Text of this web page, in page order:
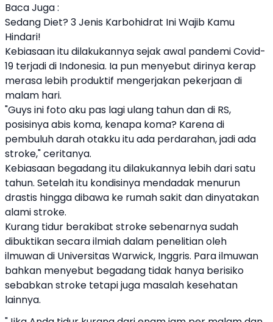
Baca Juga :
Sedang Diet? 3 Jenis Karbohidrat Ini Wajib Kamu
Hindari!
Kebiasaan itu dilakukannya sejak awal pandemi Covid-
19 terjadi di Indonesia. Ia pun menyebut dirinya kerap
merasa lebih produktif mengerjakan pekerjaan di
malam hari.
"Guys ini foto aku pas lagi ulang tahun dan di RS,
posisinya abis koma, kenapa koma? Karena di
pembuluh darah otakku itu ada perdarahan, jadi ada
stroke," ceritanya.
Kebiasaan begadang itu dilakukannya lebih dari satu
tahun. Setelah itu kondisinya mendadak menurun
drastis hingga dibawa ke rumah sakit dan dinyatakan
alami stroke.
Kurang tidur berakibat stroke sebenarnya sudah
dibuktikan secara ilmiah dalam penelitian oleh
ilmuwan di Universitas Warwick, Inggris. Para ilmuwan
bahkan menyebut begadang tidak hanya berisiko
sebabkan stroke tetapi juga masalah kesehatan
lainnya.